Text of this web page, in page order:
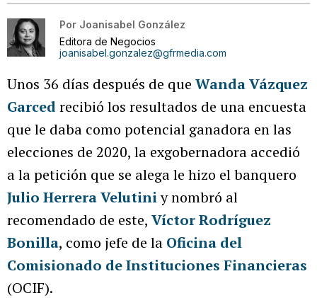
Por Joanisabel González
Editora de Negocios
joanisabel.gonzalez@gfrmedia.com
Unos 36 días después de que Wanda Vázquez
Garcedrecibió los resultados de una encuesta
que le daba como potencial ganadora en las
elecciones de 2020, la exgobernadora accedió
a la petición que se alega le hizo el banquero
Julio Herrera Velutiniy nombró al
recomendado de este, Víctor Rodríguez
Bonilla, como jefe de la Oficina del
Comisionado de Instituciones Financieras
(OCIF).